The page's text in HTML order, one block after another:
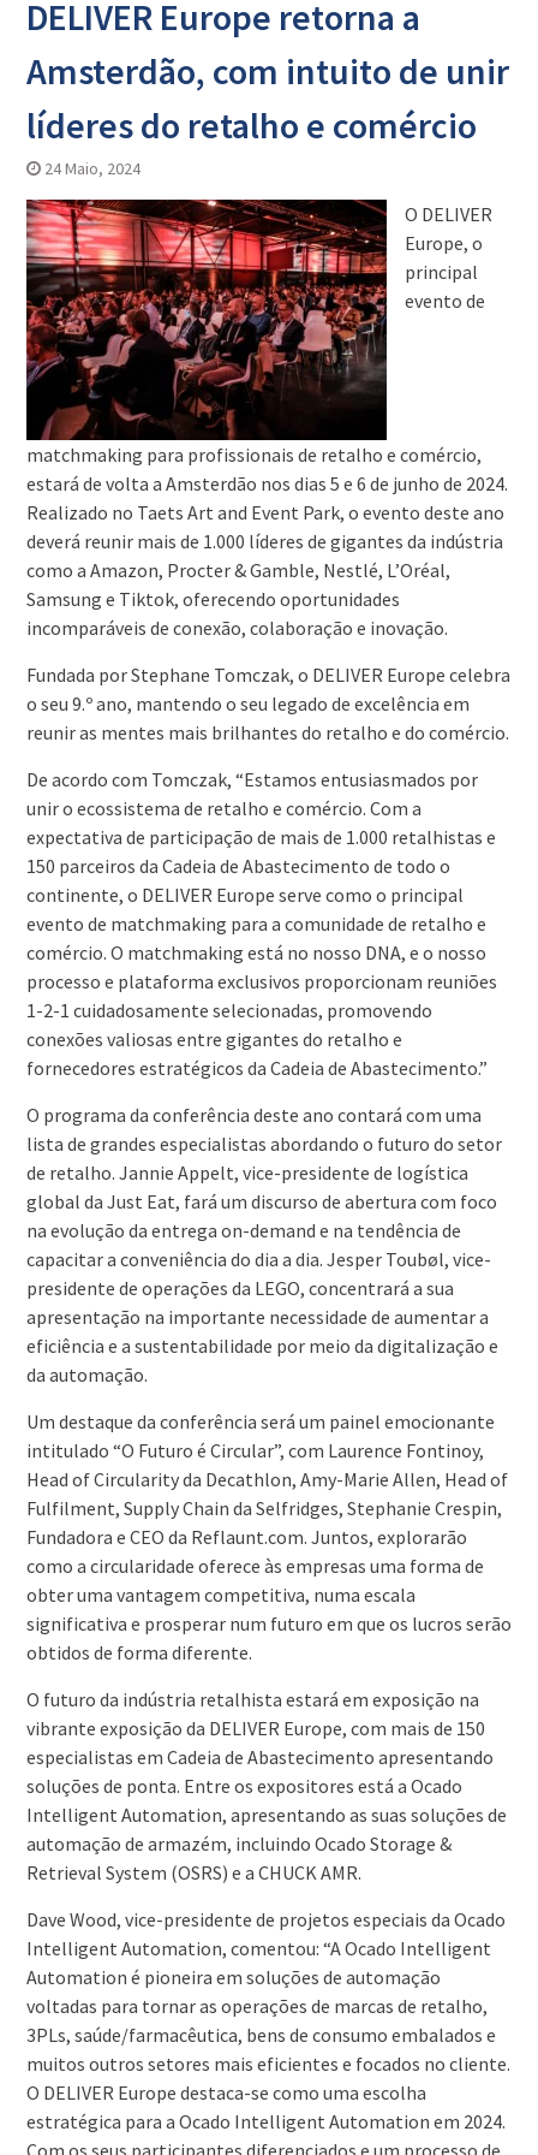
DELIVER Europe retorna a
Amsterdão, com intuito de unir
líderes do retalho e comércio
24 Maio, 2024
O DELIVER
Europe, o
principal
evento de
matchmaking para profissionais de retalho e comércio,
estará de volta a Amsterdão nos dias 5 e 6 de junho de 2024.
Realizado no Taets Art and Event Park, o evento deste ano
deverá reunir mais de 1.000 líderes de gigantes da indústria
como a Amazon, Procter & Gamble, Nestlé, L’Oréal,
Samsung e Tiktok, oferecendo oportunidades
incomparáveis ​​de conexão, colaboração e inovação.
Fundada por Stephane Tomczak, o DELIVER Europe celebra
o seu 9.º ano, mantendo o seu legado de excelência em
reunir as mentes mais brilhantes do retalho e do comércio.
De acordo com Tomczak, “Estamos entusiasmados por
unir o ecossistema de retalho e comércio. Com a
expectativa de participação de mais de 1.000 retalhistas e
150 parceiros da Cadeia de Abastecimento de todo o
continente, o DELIVER Europe serve como o principal
evento de matchmaking para a comunidade de retalho e
comércio. O matchmaking está no nosso DNA, e o nosso
processo e plataforma exclusivos proporcionam reuniões
1-2-1 cuidadosamente selecionadas, promovendo
conexões valiosas entre gigantes do retalho e
fornecedores estratégicos da Cadeia de Abastecimento.”
O programa da conferência deste ano contará com uma
lista de grandes especialistas abordando o futuro do setor
de retalho. Jannie Appelt, vice-presidente de logística
global da Just Eat, fará um discurso de abertura com foco
na evolução da entrega on-demand e na tendência de
capacitar a conveniência do dia a dia. Jesper Toubøl, vice-
presidente de operações da LEGO, concentrará a sua
apresentação na importante necessidade de aumentar a
eficiência e a sustentabilidade por meio da digitalização e
da automação.
Um destaque da conferência será um painel emocionante
intitulado “O Futuro é Circular”, com Laurence Fontinoy,
Head of Circularity da Decathlon, Amy-Marie Allen, Head of
Fulfilment, Supply Chain da Selfridges, Stephanie Crespin,
Fundadora e CEO da Reflaunt.com. Juntos, explorarão
como a circularidade oferece às empresas uma forma de
obter uma vantagem competitiva, numa escala
significativa e prosperar num futuro em que os lucros serão
obtidos de forma diferente.
O futuro da indústria retalhista estará em exposição na
vibrante exposição da DELIVER Europe, com mais de 150
especialistas em Cadeia de Abastecimento apresentando
soluções de ponta. Entre os expositores está a Ocado
Intelligent Automation, apresentando as suas soluções de
automação de armazém, incluindo Ocado Storage &
Retrieval System (OSRS) e a CHUCK AMR.
Dave Wood, vice-presidente de projetos especiais da Ocado
Intelligent Automation, comentou: “A Ocado Intelligent
Automation é pioneira em soluções de automação
voltadas para tornar as operações de marcas de retalho,
3PLs, saúde/farmacêutica, bens de consumo embalados e
muitos outros setores mais eficientes e focados no cliente.
O DELIVER Europe destaca-se como uma escolha
estratégica para a Ocado Intelligent Automation em 2024.